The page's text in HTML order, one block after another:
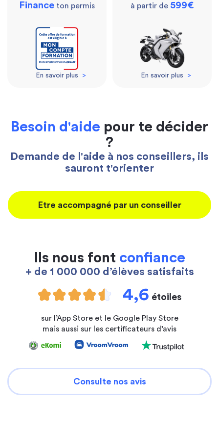
Finance ton permis
En savoir plus >
à partir de 599€
En savoir plus >
Besoin d'aide pour te décider
?
Demande de l'aide à nos conseillers, ils
sauront t'orienter
Etre accompagné par un conseiller
Ils nous font confiance
+ de 1 000 000 d’élèves satisfaits
4,6 étoiles
sur l’App Store et le Google Play Store
mais aussi sur les certificateurs d’avis
Consulte nos avis